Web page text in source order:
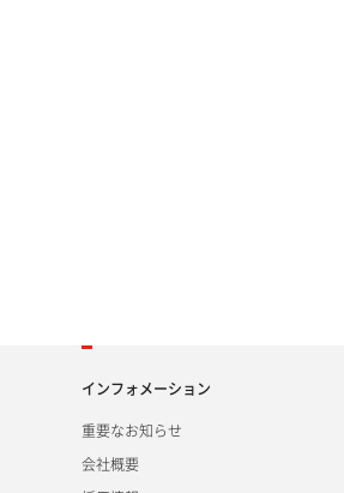
インフォメーション
重要なお知らせ
会社概要